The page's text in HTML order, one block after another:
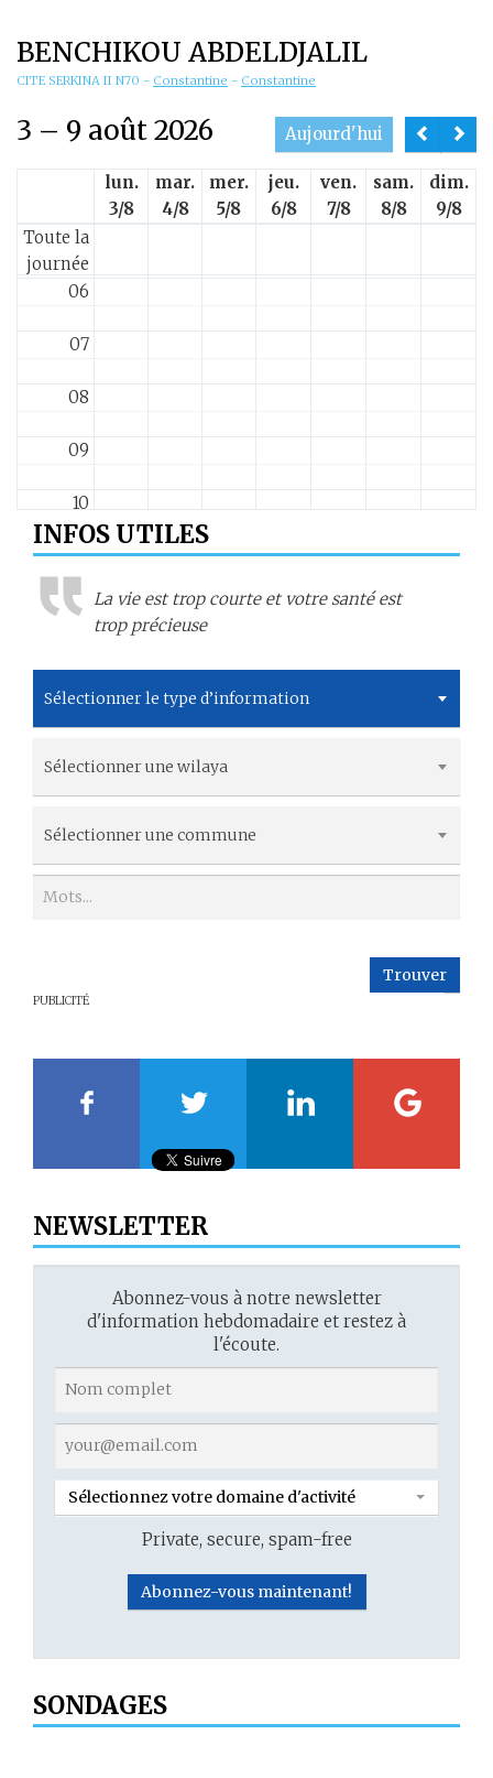
BENCHIKOU ABDELDJALIL
CITE SERKINA II N70 - Constantine - Constantine
3 – 9 août 2026 Aujourd'hui
lun.
3/8
mar.
4/8
mer.
5/8
jeu.
6/8
ven.
7/8
sam.
8/8
dim.
9/8
Toute la
journée
02
03
05
06
07
08
09
10
11
12
15
17
INFOS UTILES
La vie est trop courte et votre santé est
trop précieuse
Sélectionner le type d’information
Sélectionner une wilaya
Sélectionner une commune
Trouver
PUBLICITÉ
NEWSLETTER
Abonnez-vous à notre newsletter
d'information hebdomadaire et restez à
l'écoute.
Sélectionnez votre domaine d'activité
Private, secure, spam-free
SONDAGES